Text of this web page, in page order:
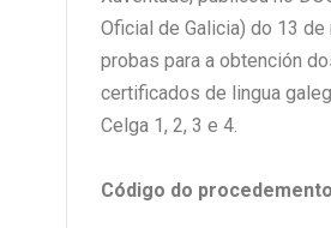
Oficial de Galicia) do 13 de
probas para a obtención
certificados de lingua
Celga 1, 2, 3 e 4.
Código do